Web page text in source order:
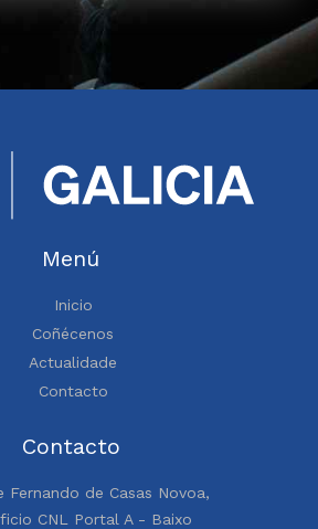
Menú
Inicio
Coñécenos
Actualidade
Contacto
Contacto
Fernando de Casas Novoa,
CNL Portal A - Baixo